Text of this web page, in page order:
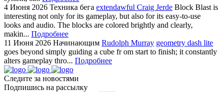
4 Июня 2026 Техника бега extendawful Craig Jerde Block Blast is
interesting not only for its gameplay, but also for its easy-to-use
looks and audio. The blocks are colored brightly and clearly,
makin... Подробнее
11 Июня 2026 Начинающим Rudolph Murray geometry dash lite
goes beyond simply guiding a cube fr om start to finish; it constantly
alters gameplay thro... Подробнее
Следите за новостями
Подпишись на рассылку